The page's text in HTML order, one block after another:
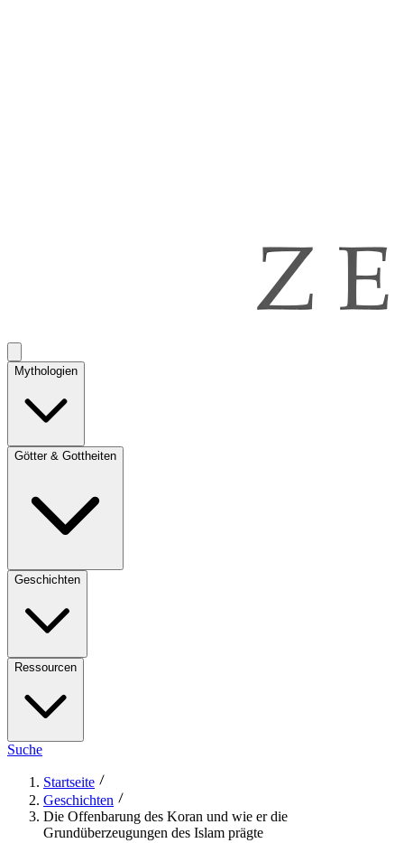
Mythologien
Götter & Gottheiten
Geschichten
Ressourcen
Suche
Startseite
Geschichten
Die Offenbarung des Koran und wie er die
Grundüberzeugungen des Islam prägte